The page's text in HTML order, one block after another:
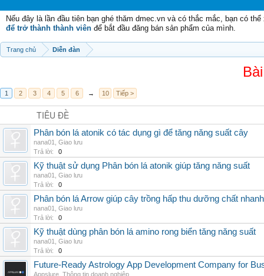
Nếu đây là lần đầu tiên bạn ghé thăm dmec.vn và có thắc mắc, bạn có
để trở thành thành viên để bắt đầu đăng bán sản phẩm của mình.
Trang chủ Diễn đàn
1 2 3 4 5 6 → 10 Tiếp >
TIÊU ĐỀ
Phân bón lá atonik có tác dụng gì để tăng năng suất cây
nana01
Giao lưu
Trả lời:
0
Kỹ thuật sử dụng Phân bón lá atonik giúp tăng năng suất
nana01
Giao lưu
Trả lời:
0
Phân bón lá Arrow giúp cây trồng hấp thu dưỡng chất nhanh
nana01
Giao lưu
Trả lời:
0
Kỹ thuật dùng phân bón lá amino rong biển tăng năng suất
nana01
Giao lưu
Trả lời:
0
Future-Ready Astrology App Development Company for
Appslure Thông tin doanh nghiệp